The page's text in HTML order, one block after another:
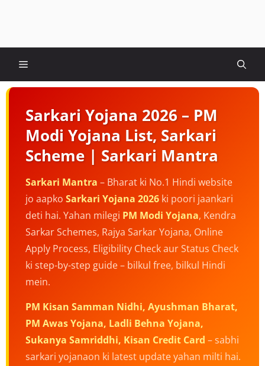
Menu
Sarkari Yojana 2026 – PM
Modi Yojana List, Sarkari
Scheme | Sarkari Mantra
Sarkari Mantra – Bharat ki No.1 Hindi website
jo aapko Sarkari Yojana 2026 ki poori jaankari
deti hai. Yahan milegi PM Modi Yojana, Kendra
Sarkar Schemes, Rajya Sarkar Yojana, Online
Apply Process, Eligibility Check aur Status Check
ki step-by-step guide – bilkul free, bilkul Hindi
mein.
PM Kisan Samman Nidhi, Ayushman Bharat,
PM Awas Yojana, Ladli Behna Yojana,
Sukanya Samriddhi, Kisan Credit Card – sabhi
sarkari yojanaon ki latest update yahan milti hai.